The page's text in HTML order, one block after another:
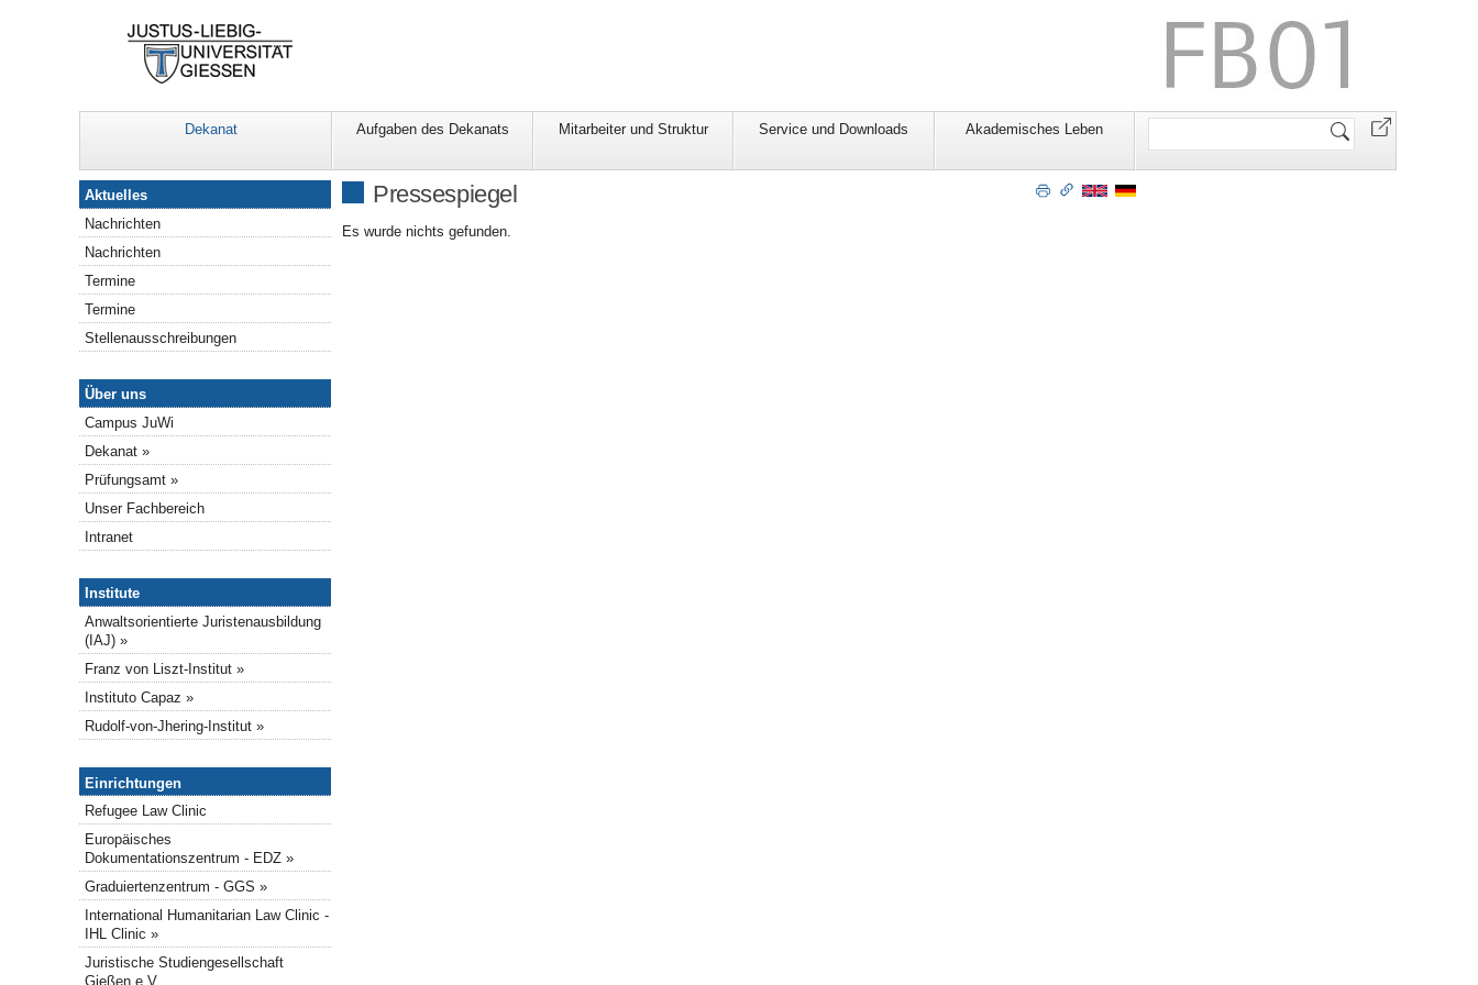
Dekanat Aufgaben des Dekanats Mitarbeiter und Struktur Service und Downloads Akademisches Leben
Website
Pressespiegel
Es wurde nichts gefunden.
Aktuelles
Aktuelles
Nachrichten
Nachrichten
Termine
Termine
Stellenausschreibungen
Über Uns
Über uns
Campus JuWi
Dekanat »
Prüfungsamt »
Unser Fachbereich
Intranet
Institute
Institute
Anwaltsorientierte Juristenausbildung
(IAJ) »
Franz von Liszt-Institut »
Instituto Capaz »
Rudolf-von-Jhering-Institut »
Einrichtungen
Einrichtungen
Refugee Law Clinic
Europäisches
Dokumentationszentrum - EDZ »
Graduiertenzentrum - GGS »
International Humanitarian Law Clinic -
IHL Clinic »
Juristische Studiengesellschaft
Gießen e.V.